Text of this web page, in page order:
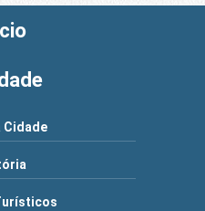
Cidade